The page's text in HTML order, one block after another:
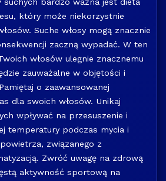
który może niekorzystnie
Suche włosy mogą znacznie
zaczną wypadać. W ten
włosów ulegnie znacznemu
zauważalne w objętości i
o zaawansowanej
dla swoich włosów. Unikaj
wpływać na przesuszenie i
temperatury podczas mycia i
związanego z
Zwróć uwagę na zdrową
aktywność sportową na